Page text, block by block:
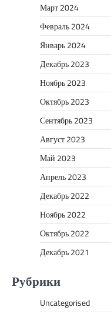
Март 2024
Февраль 2024
Январь 2024
Декабрь 2023
Ноябрь 2023
Октябрь 2023
Сентябрь 2023
Август 2023
Май 2023
Апрель 2023
Декабрь 2022
Ноябрь 2022
Октябрь 2022
Декабрь 2021
Рубрики
Uncategorised